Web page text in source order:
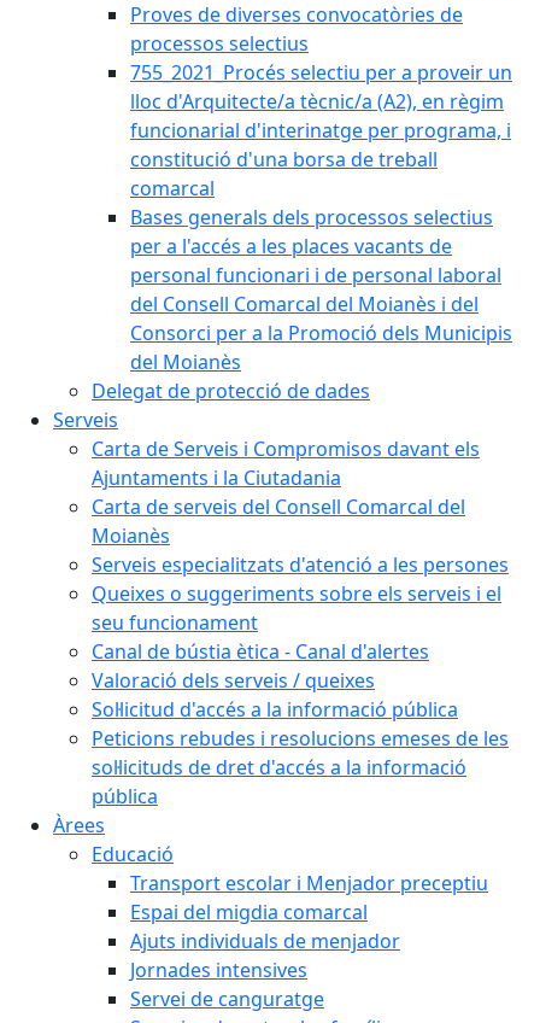
Proves de diverses convocatòries de
processos selectius
755_2021_Procés selectiu per a proveir un
lloc d'Arquitecte/a tècnic/a (A2), en règim
funcionarial d'interinatge per programa, i
constitució d'una borsa de treball
comarcal
Bases generals dels processos selectius
per a l'accés a les places vacants de
personal funcionari i de personal laboral
del Consell Comarcal del Moianès i del
Consorci per a la Promoció dels Municipis
del Moianès
Delegat de protecció de dades
Serveis
Carta de Serveis i Compromisos davant els
Ajuntaments i la Ciutadania
Carta de serveis del Consell Comarcal del
Moianès
Serveis especialitzats d'atenció a les persones
Queixes o suggeriments sobre els serveis i el
seu funcionament
Canal de bústia ètica - Canal d'alertes
Valoració dels serveis / queixes
Sol·licitud d'accés a la informació pública
Peticions rebudes i resolucions emeses de les
sol·licituds de dret d'accés a la informació
pública
Àrees
Educació
Transport escolar i Menjador preceptiu
Espai del migdia comarcal
Ajuts individuals de menjador
Jornades intensives
Servei de canguratge